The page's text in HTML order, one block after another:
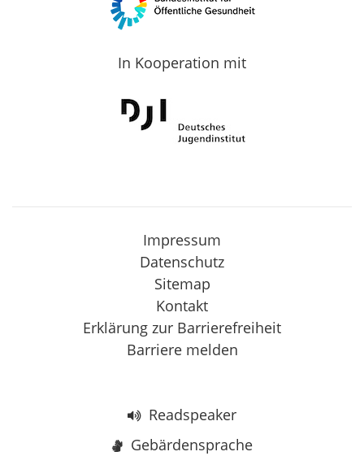
In Kooperation mit
Impressum
Datenschutz
Sitemap
Kontakt
Erklärung zur Barrierefreiheit
Barriere melden
Readspeaker
Gebärdensprache